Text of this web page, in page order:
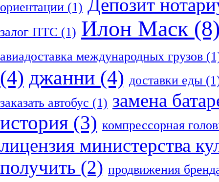
ориентации (1) Депозит
залог ПТС (1) Илон Маск
авиадоставка международных грузов
(4) джанни (4) доставки еды
заказать автобус (1) замена
история (3) компрессорная
лицензия министерства
получить (2) продвижения